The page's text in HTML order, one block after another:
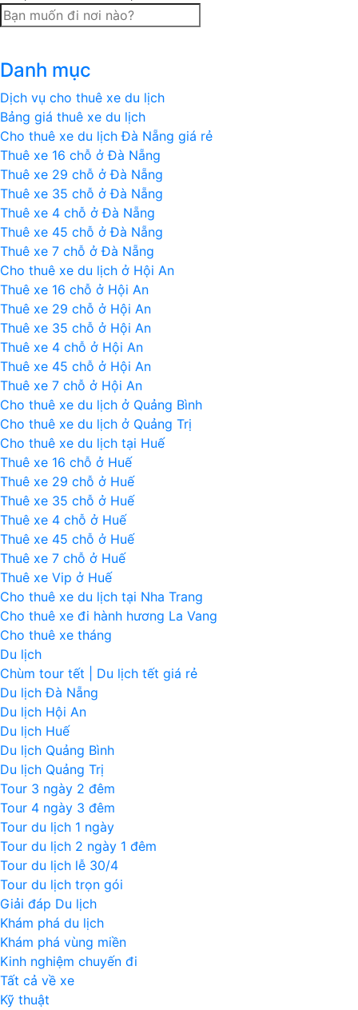
Danh mục
Dịch vụ cho thuê xe du lịch
Bảng giá thuê xe du lịch
Cho thuê xe du lịch Đà Nẵng giá rẻ
Thuê xe 16 chỗ ở Đà Nẵng
Thuê xe 29 chỗ ở Đà Nẵng
Thuê xe 35 chỗ ở Đà Nẵng
Thuê xe 4 chỗ ở Đà Nẵng
Thuê xe 45 chỗ ở Đà Nẵng
Thuê xe 7 chỗ ở Đà Nẵng
Cho thuê xe du lịch ở Hội An
Thuê xe 16 chỗ ở Hội An
Thuê xe 29 chỗ ở Hội An
Thuê xe 35 chỗ ở Hội An
Thuê xe 4 chỗ ở Hội An
Thuê xe 45 chỗ ở Hội An
Thuê xe 7 chỗ ở Hội An
Cho thuê xe du lịch ở Quảng Bình
Cho thuê xe du lịch ở Quảng Trị
Cho thuê xe du lịch tại Huế
Thuê xe 16 chỗ ở Huế
Thuê xe 29 chỗ ở Huế
Thuê xe 35 chỗ ở Huế
Thuê xe 4 chỗ ở Huế
Thuê xe 45 chỗ ở Huế
Thuê xe 7 chỗ ở Huế
Thuê xe Vip ở Huế
Cho thuê xe du lịch tại Nha Trang
Cho thuê xe đi hành hương La Vang
Cho thuê xe tháng
Du lịch
Chùm tour tết | Du lịch tết giá rẻ
Du lịch Đà Nẵng
Du lịch Hội An
Du lịch Huế
Du lịch Quảng Bình
Du lịch Quảng Trị
Tour 3 ngày 2 đêm
Tour 4 ngày 3 đêm
Tour du lịch 1 ngày
Tour du lịch 2 ngày 1 đêm
Tour du lịch lễ 30/4
Tour du lịch trọn gói
Giải đáp Du lịch
Khám phá du lịch
Khám phá vùng miền
Kinh nghiệm chuyến đi
Tất cả về xe
Kỹ thuật